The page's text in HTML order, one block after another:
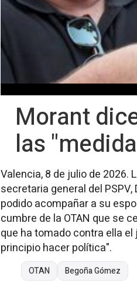
Morant
las
Valencia, 8 de julio de 2026.
secretaria general del
podido acompañar a su
cumbre de la OTAN que se
que ha tomado contra ella
principio hacer política".
OTAN Begoña Gómez